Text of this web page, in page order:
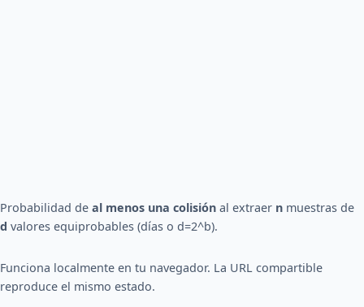
Probabilidad de al menos una colisión al extraer n muestras de
d valores equiprobables (días o d=2^b).
Funciona localmente en tu navegador. La URL compartible
reproduce el mismo estado.